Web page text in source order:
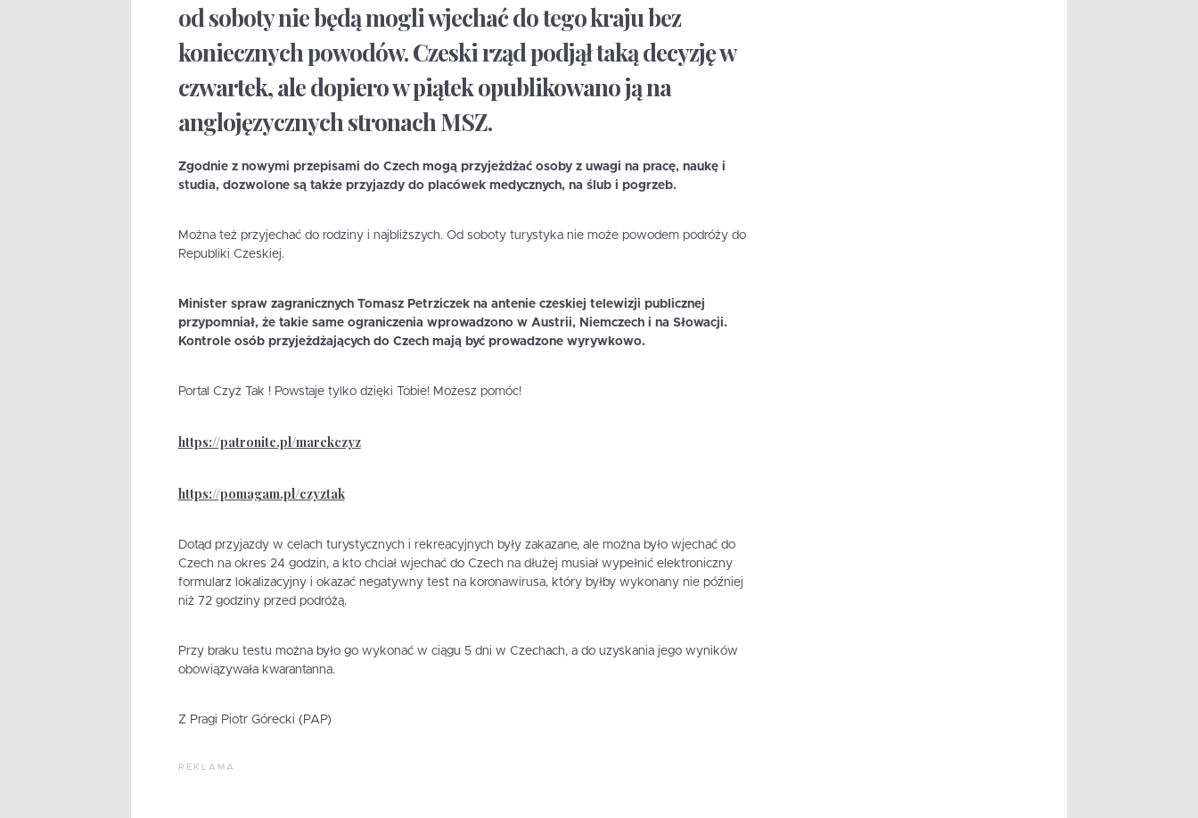
od soboty nie będą mogli wjechać do tego kraju bez
koniecznych powodów. Czeski rząd podjął taką decyzję w
czwartek, ale dopiero w piątek opublikowano ją na
anglojęzycznych stronach MSZ.
Zgodnie z nowymi przepisami do Czech mogą przyjeżdżać osoby z uwagi na pracę, naukę i
studia, dozwolone są także przyjazdy do placówek medycznych, na ślub i pogrzeb.
Można też przyjechać do rodziny i najbliższych. Od soboty turystyka nie może powodem podróży do
Republiki Czeskiej.
Minister spraw zagranicznych Tomasz Petrziczek na antenie czeskiej telewizji publicznej
przypomniał, że takie same ograniczenia wprowadzono w Austrii, Niemczech i na Słowacji.
Kontrole osób przyjeżdżających do Czech mają być prowadzone wyrywkowo.
Portal Czyż Tak ! Powstaje tylko dzięki Tobie! Możesz pomóc!
https://patronite.pl/marekczyz
https://pomagam.pl/czyztak
Dotąd przyjazdy w celach turystycznych i rekreacyjnych były zakazane, ale można było wjechać do
Czech na okres 24 godzin, a kto chciał wjechać do Czech na dłużej musiał wypełnić elektroniczny
formularz lokalizacyjny i okazać negatywny test na koronawirusa, który byłby wykonany nie później
niż 72 godziny przed podróżą.
Przy braku testu można było go wykonać w ciągu 5 dni w Czechach, a do uzyskania jego wyników
obowiązywała kwarantanna.
Z Pragi Piotr Górecki (PAP)
REKLAMA